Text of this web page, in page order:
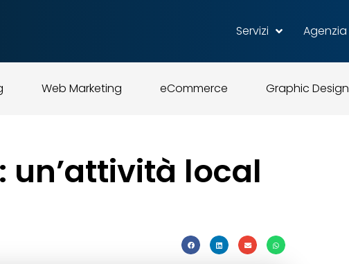
Servizi Agenzia
Web Marketing eCommerce Graphic Design
un’attività local